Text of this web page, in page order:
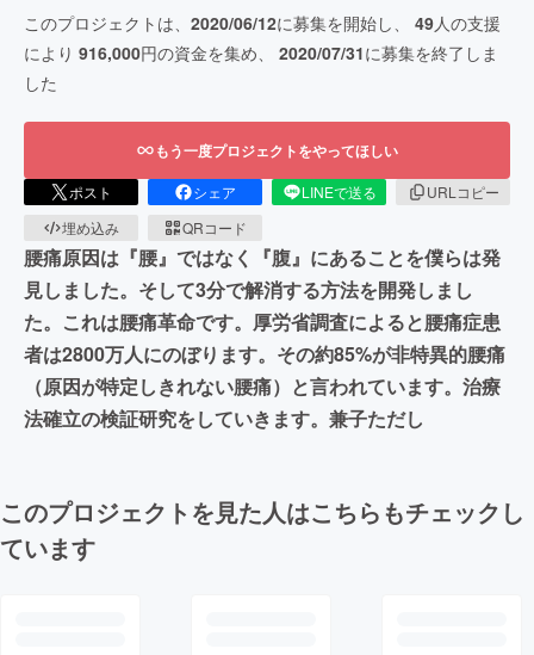
このプロジェクトは、 2020/06/12に募集を開始し、 49人の支援
により 916,000円の資金を集め、 2020/07/31に募集を終了しま
した
もう一度プロジェクトをやってほしい
ポスト シェア LINEで送る
URLコピー
埋め込み
QRコード
腰痛原因は『腰』ではなく『腹』にあることを僕らは発
見しました。そして3分で解消する方法を開発しまし
た。これは腰痛革命です。厚労省調査によると腰痛症患
者は2800万人にのぼります。その約85%が非特異的腰痛
（原因が特定しきれない腰痛）と言われています。治療
法確立の検証研究をしていきます。兼子ただし
このプロジェクトを見た人はこちらもチェックし
ています